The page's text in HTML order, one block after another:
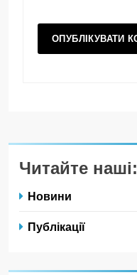
Читайте наші:
Новини
Публікації